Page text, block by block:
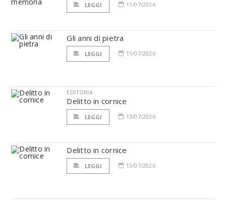
LEGGI 11/07/2026
Gli anni di pietra
LEGGI 11/07/2026
EDITORIA
Delitto in cornice
LEGGI 13/07/2026
Delitto in cornice
LEGGI 13/07/2026